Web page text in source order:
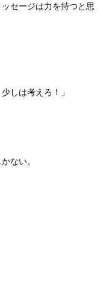
セージは力を持つと思
しは考えろ！」
ない。